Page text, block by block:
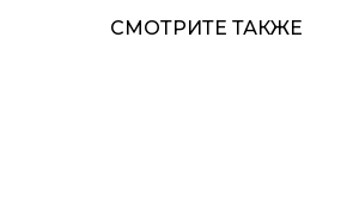
СМОТРИТЕ ТАКЖЕ